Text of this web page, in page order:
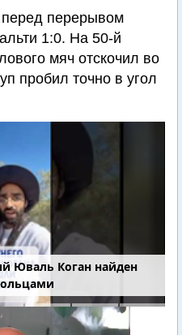
перерывом
1:0. На 50-й
мяч отскочил во
пробил точно в угол
Юваль Коган найден